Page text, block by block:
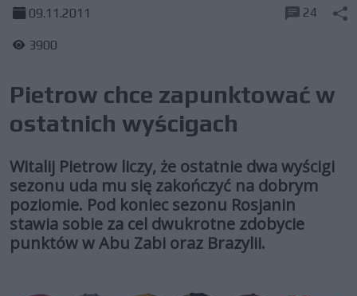
09.11.2011
3900
24
Pietrow chce zapunktować w
ostatnich wyścigach
Witalij Pietrow liczy, że ostatnie dwa wyścigi
sezonu uda mu się zakończyć na dobrym
poziomie. Pod koniec sezonu Rosjanin
stawia sobie za cel dwukrotne zdobycie
punktów w Abu Zabi oraz Brazylii.